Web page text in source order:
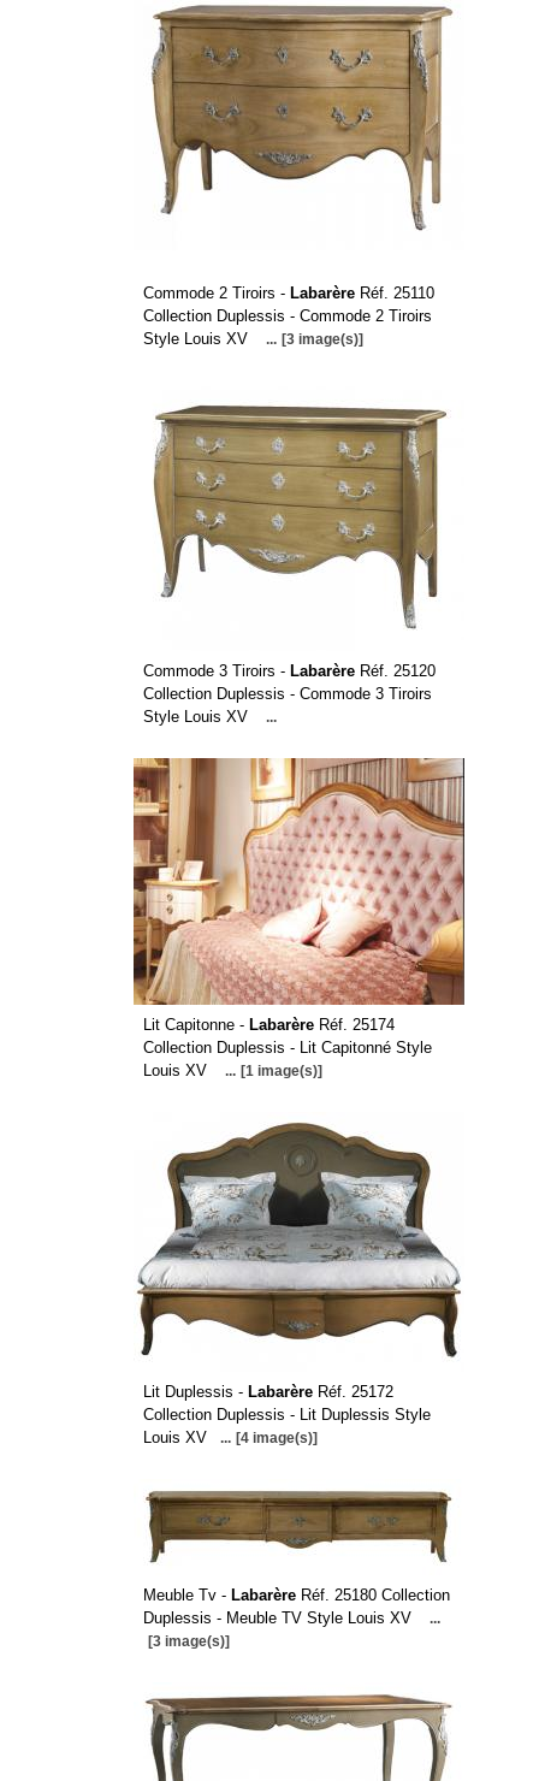
Commode 2 Tiroirs - LabarèreRéf. 25110
Collection Duplessis - Commode 2 Tiroirs
Style Louis XV
... [3 image(s)]
Commode 3 Tiroirs - LabarèreRéf. 25120
Collection Duplessis - Commode 3 Tiroirs
Style Louis XV
...
Lit Capitonne - LabarèreRéf. 25174
Collection Duplessis - Lit Capitonné Style
Louis XV
... [1 image(s)]
Lit Duplessis - LabarèreRéf. 25172
Collection Duplessis - Lit Duplessis Style
Louis XV
... [4 image(s)]
Meuble Tv - LabarèreRéf. 25180 Collection
Duplessis - Meuble TV Style Louis XV
...
[3 image(s)]